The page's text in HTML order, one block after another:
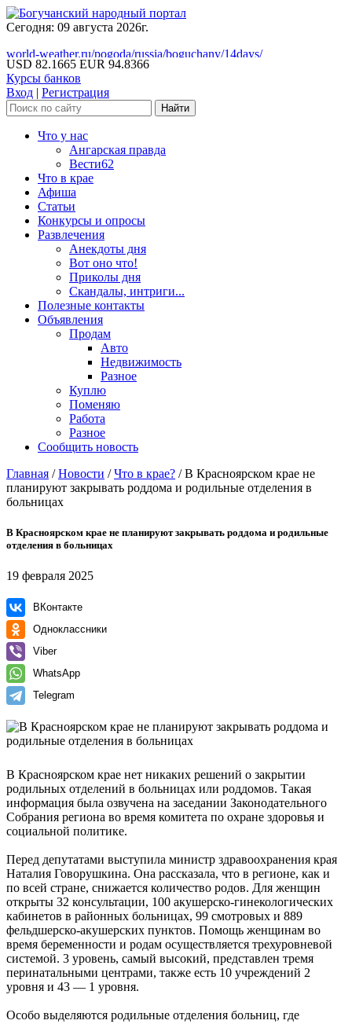
Сегодня: 09 августа 2026г.
world-weather.ru/pogoda/russia/boguchany/14days/
USD 82.1665 EUR 94.8366
Курсы банков
Вход | Регистрация
Что у нас
Ангарская правда
Вести62
Что в крае
Афиша
Статьи
Конкурсы и опросы
Развлечения
Анекдоты дня
Вот оно что!
Приколы дня
Скандалы, интриги...
Полезные контакты
Объявления
Продам
Авто
Недвижимость
Разное
Куплю
Поменяю
Работа
Разное
Сообщить новость
Главная /Новости /Что в крае? /В Красноярском крае не
планируют закрывать роддома и родильные отделения в
больницах
В Красноярском крае не планируют закрывать роддома и родильные
отделения в больницах
19 февраля 2025
ВКонтакте
Одноклассники
Viber
WhatsApp
Telegram
В Красноярском крае нет никаких решений о закрытии
родильных отделений в больницах или роддомов. Такая
информация была озвучена на заседании Законодательного
Собрания региона во время комитета по охране здоровья и
социальной политике.
Перед депутатами выступила министр здравоохранения края
Наталия Говорушкина. Она рассказала, что в регионе, как и
по всей стране, снижается количество родов. Для женщин
открыты 32 консультации, 100 акушерско-гинекологических
кабинетов в районных больницах, 99 смотровых и 889
фельдшерско-акушерских пунктов. Помощь женщинам во
время беременности и родам осуществляется трехуровневой
системой. 3 уровень, самый высокий, представлен тремя
перинатальными центрами, также есть 10 учреждений 2
уровня и 43 — 1 уровня.
Особо выделяются родильные отделения больниц, где